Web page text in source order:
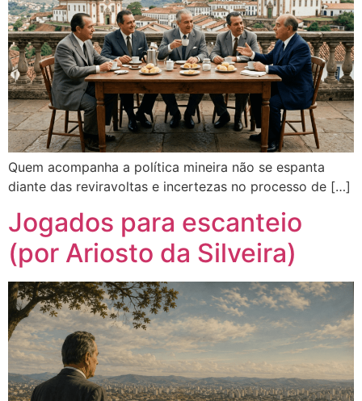
Quem acompanha a política mineira não se espanta
diante das reviravoltas e incertezas no processo de […]
Jogados para escanteio
(por Ariosto da Silveira)